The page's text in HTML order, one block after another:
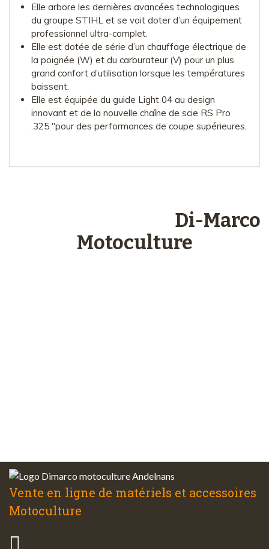
Elle arbore les dernières avancées technologiques
du groupe STIHL et se voit doter d’un équipement
professionnel ultra-complet.
Elle est dotée de série d’un chauffage électrique de
la poignée (W) et du carburateur (V) pour un plus
grand confort d’utilisation lorsque les températures
baissent.
Elle est équipée du guide Light 04 au design
innovant et de la nouvelle chaîne de scie RS Pro
.325 "pour des performances de coupe supérieures.
Di-Marco
Motoculture
Vente en ligne de matériels et accessoires
Motoculture